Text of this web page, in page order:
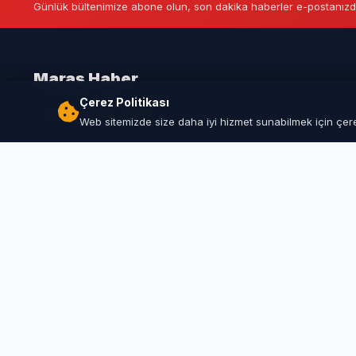
Günlük bültenimize abone olun, son dakika haberler e-
Maraş Haber
Kahramanmaraş Haberleri
Çerez Politikası
Web sitemizde size daha iyi hizmet sunabilmek için